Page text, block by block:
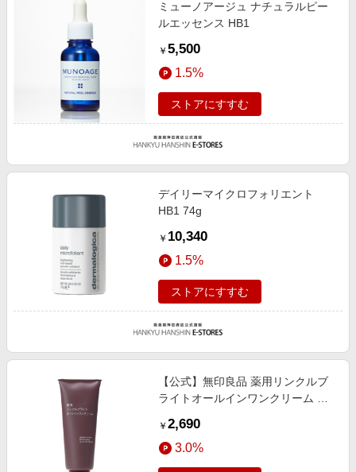
ミューノアージュ ナチュラルピー
ルエッセンス HB1
￥ 5,500
1.5%
ストアにすすむ
デイリーマイクロフォリエント
HB1 74g
￥ 10,340
1.5%
ストアにすすむ
【公式】無印良品 薬用リンクルブ
ライトオールインワンクリーム ケ
￥ 2,690
3.0%